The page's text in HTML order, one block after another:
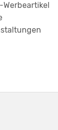
Werbeartikel